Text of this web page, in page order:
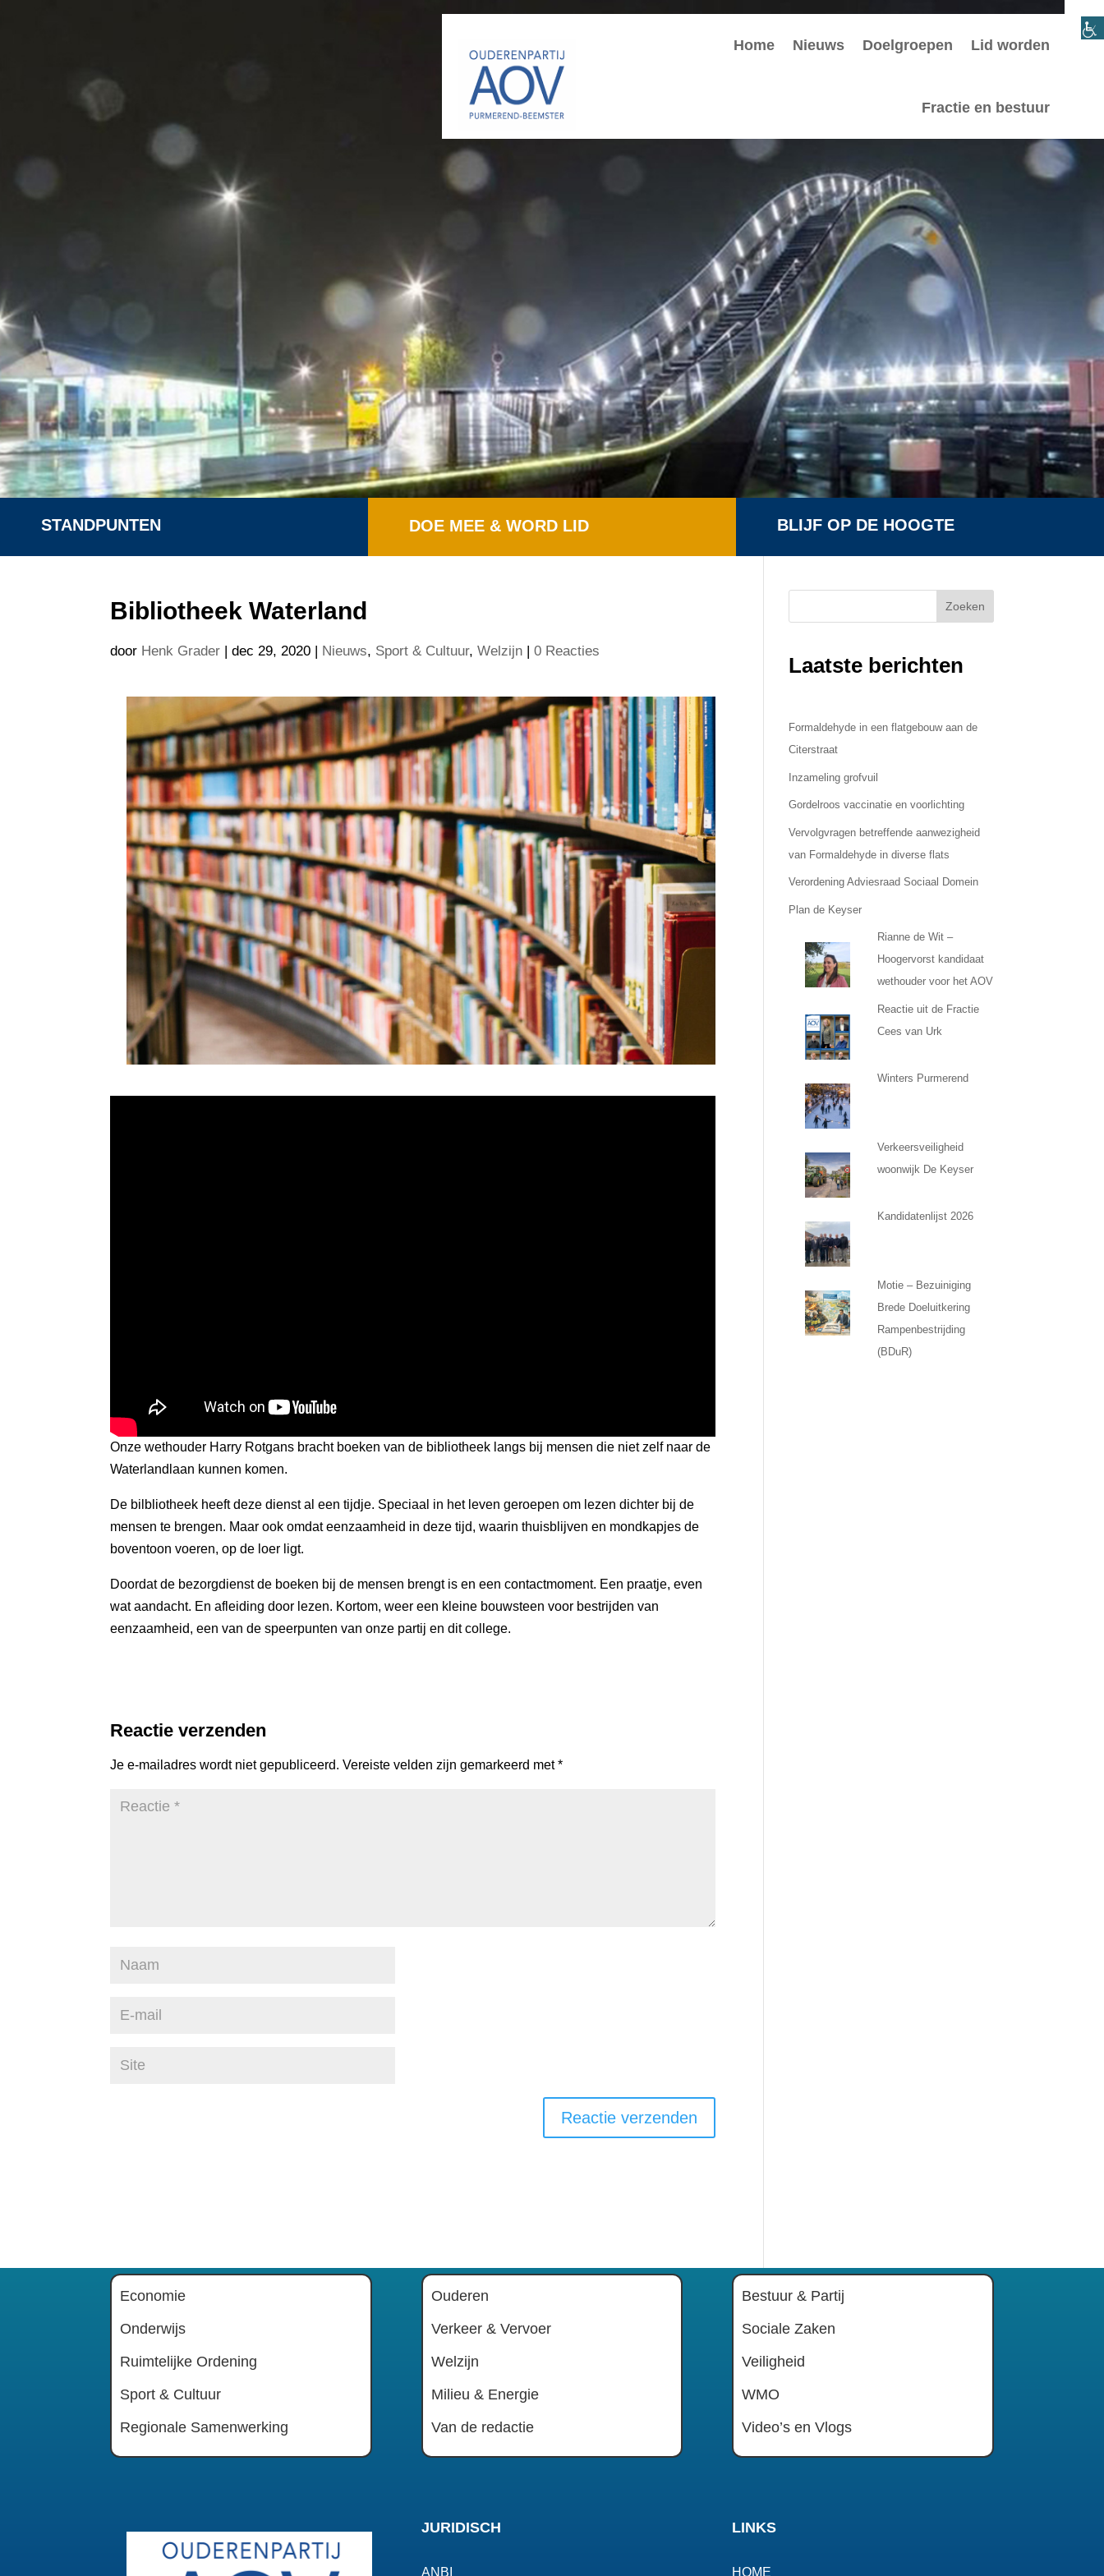
Home Nieuws Doelgroepen Lid worden
Fractie en bestuur
STANDPUNTEN DOE MEE & WORD LID BLIJF OP DE HOOGTE
Bibliotheek Waterland
door Henk Grader |dec 29, 2020 | Nieuws, Sport & Cultuur,Welzijn |0 Reacties
Onze wethouder Harry Rotgans bracht boeken van de bibliotheek langs bij mensen die niet zelf naar de
Waterlandlaan kunnen komen.
De bilbliotheek heeft deze dienst al een tijdje. Speciaal in het leven geroepen om lezen dichter bij de
mensen te brengen. Maar ook omdat eenzaamheid in deze tijd, waarin thuisblijven en mondkapjes de
boventoon voeren, op de loer ligt.
Doordat de bezorgdienst de boeken bij de mensen brengt is en een contactmoment. Een praatje, even
wat aandacht. En afleiding door lezen. Kortom, weer een kleine bouwsteen voor bestrijden van
eenzaamheid, een van de speerpunten van onze partij en dit college.
Reactie verzenden
Je e-mailadres wordt niet gepubliceerd. Vereiste velden zijn gemarkeerd met*
Zoeken
Laatste berichten
Formaldehyde in een flatgebouw aan de
Citerstraat
Inzameling grofvuil
Gordelroos vaccinatie en voorlichting
Vervolgvragen betreffende aanwezigheid
van Formaldehyde in diverse flats
Verordening Adviesraad Sociaal Domein
Plan de Keyser
Rianne de Wit –
Hoogervorst kandidaat
wethouder voor het AOV
Reactie uit de Fractie
Cees van Urk
Winters Purmerend
Verkeersveiligheid
woonwijk De Keyser
Kandidatenlijst 2026
Motie – Bezuiniging
Brede Doeluitkering
Rampenbestrijding
(BDuR)
Economie
Onderwijs
Ruimtelijke Ordening
Sport & Cultuur
Regionale Samenwerking
Ouderen
Verkeer & Vervoer
Welzijn
Milieu & Energie
Van de redactie
Bestuur & Partij
Sociale Zaken
Veiligheid
WMO
Video’s en Vlogs
JURIDISCH
ANBI
LINKS
HOME